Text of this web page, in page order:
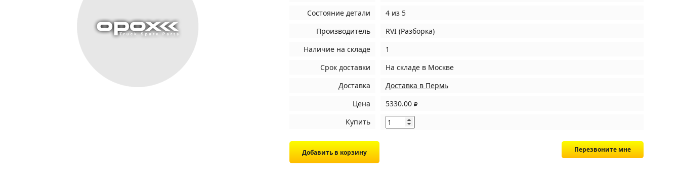
Состояние детали
4 из 5
Производитель
RVI (Разборка)
Наличие на складе
1
Срок доставки
На складе в Москве
Доставка
Доставка в Пермь
Цена
5330.00
Купить
Перезвоните мне